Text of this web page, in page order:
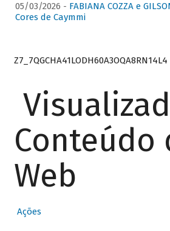
05/03/2026 - FABIANA COZZA e
Cores de Caymmi
Z7_7QGCHA41LODH60A3OQA8RN14L4
Conteúdo
Web
Ações